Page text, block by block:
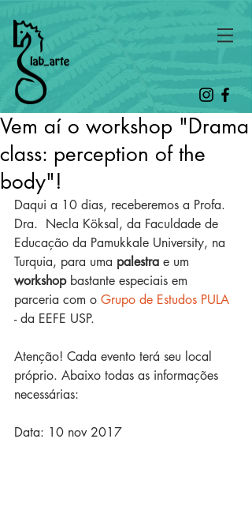
Vem aí o workshop "Drama
class: perception of the
body"!
Daqui a 10 dias, receberemos a Profa.
Dra.  Necla Köksal, da Faculdade de
Educação da Pamukkale University, na
Turquia, para uma palestra e um
workshop bastante especiais em
parceria com o Grupo de Estudos PULA
- da EEFE USP.
Atenção! Cada evento terá seu local
próprio. Abaixo todas as informações
necessárias:
Data: 10 nov 2017